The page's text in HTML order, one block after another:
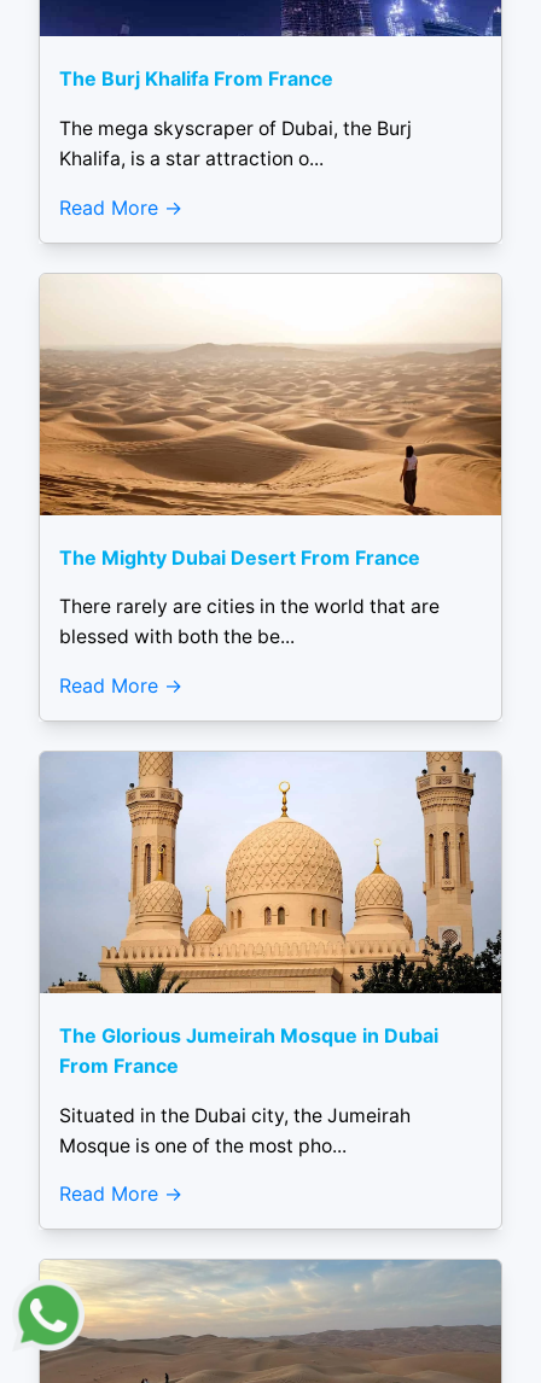
The Burj Khalifa From France
The mega skyscraper of Dubai, the Burj
Khalifa, is a star attraction o...
Read More
The Mighty Dubai Desert From France
There rarely are cities in the world that are
blessed with both the be...
Read More
The Glorious Jumeirah Mosque in Dubai
From France
Situated in the Dubai city, the Jumeirah
Mosque is one of the most pho...
Read More